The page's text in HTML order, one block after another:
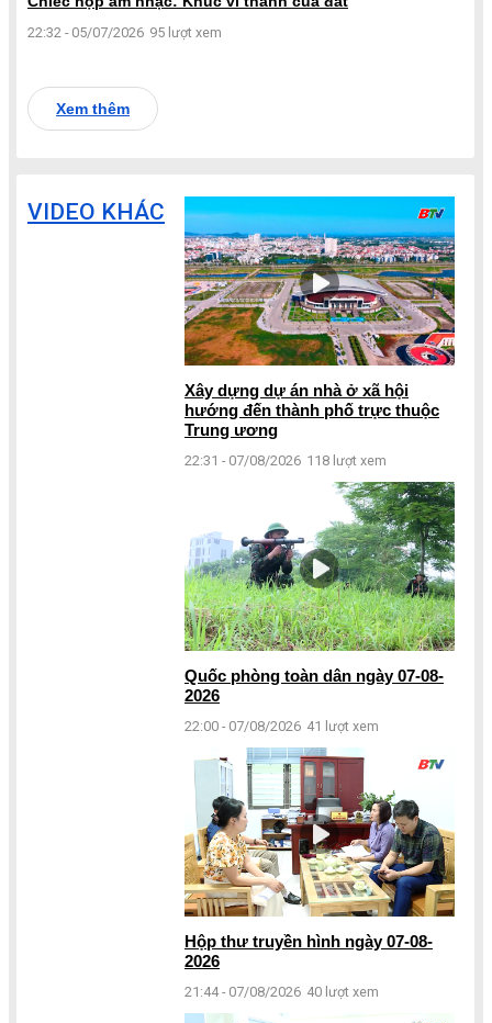
22:32 - 05/07/2026 95 lượt xem
Xem thêm
VIDEO KHÁC
Xây dựng dự án nhà ở xã hội
hướng đến thành phố trực thuộc
Trung ương
22:31 - 07/08/2026 118 lượt xem
Quốc phòng toàn dân ngày 07-08-
2026
22:00 - 07/08/2026 41 lượt xem
Hộp thư truyền hình ngày 07-08-
2026
21:44 - 07/08/2026 40 lượt xem